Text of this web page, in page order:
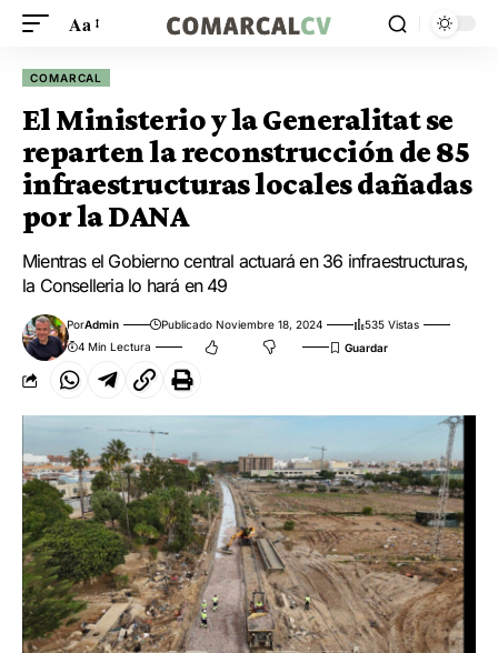
Aa
COMARCAL
El Ministerio y la Generalitat se
reparten la reconstrucción de 85
infraestructuras locales dañadas
por la DANA
Mientras el Gobierno central actuará en 36 infraestructuras,
la Conselleria lo hará en 49
PorAdmin Publicado Noviembre 18, 2024
535 Vistas
4 Min Lectura